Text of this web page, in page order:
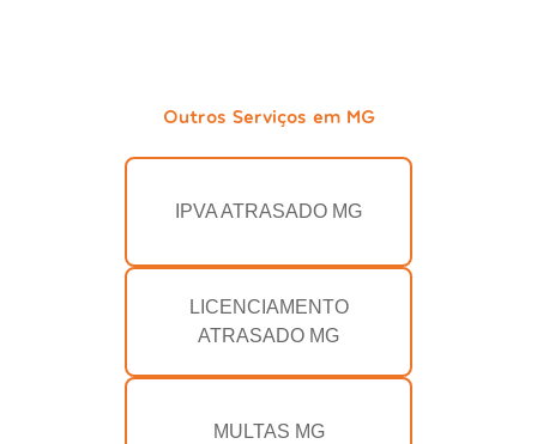
Outros Serviços em MG
IPVA ATRASADO MG
LICENCIAMENTO
ATRASADO MG
MULTAS MG